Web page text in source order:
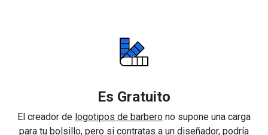
Es Gratuito
El creador de logotipos de barbero no supone una carga
para tu bolsillo, pero si contratas a un diseñador, podría